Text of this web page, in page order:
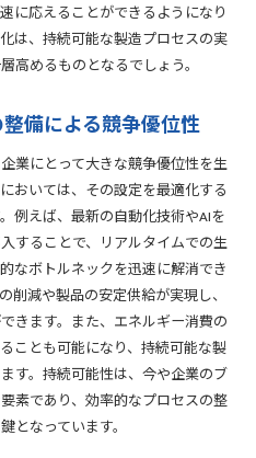
に応えることができるようになり
は、持続可能な製造プロセスの実
高めるものとなるでしょう。
備による競争優位性
業にとって大きな競争優位性を生
おいては、その設定を最適化する
例えば、最新の自動化技術やAIを
することで、リアルタイムでの生
なボトルネックを迅速に解消でき
削減や製品の安定供給が実現し、
きます。また、エネルギー消費の
ことも可能になり、持続可能な製
す。持続可能性は、今や企業のブ
素であり、効率的なプロセスの整
となっています。